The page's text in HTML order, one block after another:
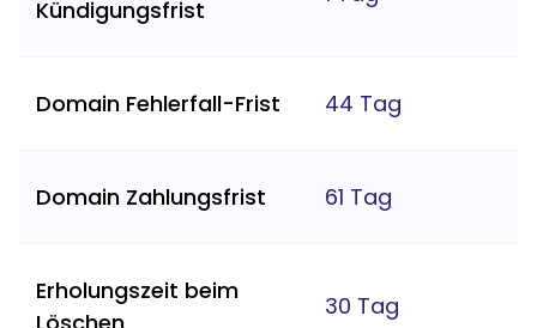
Kündigungsfrist
Domain Fehlerfall-Frist 44 Tag
Domain Zahlungsfrist 61 Tag
Erholungszeit beim
30 Tag